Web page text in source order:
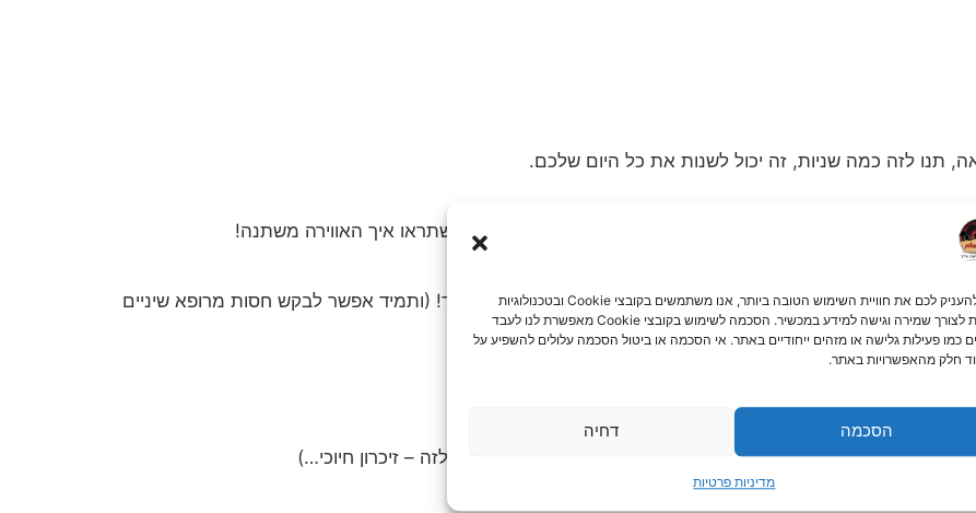
כדי להעניק לכם את חוויית השימוש הטובה ביותר, אנו משתמשים בקובצי Cookie ובטכנולוגיות
דומות לצורך שמירה וגישה למידע במכשיר. הסכמה לשימוש בקובצי Cookie מאפשרת לנו לעבד
כמו פעילות גלישה או מזהים ייחודיים באתר. אי הסכמה או ביטול הסכמה עלולים להשפיע על
חלק מהאפשרויות באתר.
הסכמה דחיה
מדיניות פרטיות
תנו לזה כמה שניות, זה יכול לשנות את כל היום שלכם.
ועושים סבב "בוקר טוב" לכל אחד שהם רואים. מבטיחים לכם שתראו איך האווירה משתנה!
המצחיק ביותר שגרם לכם לחייך. תנו פרסים קטנים – זה תמיד עובד! (ותמיד אפשר לבקש חסות מרופא שיניים
וכמובן, גם אצלנו.
שלכם, על היחסים בין צוותים ועל האווירה הכללית.
( כשאתם רק חושבים על זה – כבר החיוך עולה… אנחנו קוראים לזה – זיכרון חיוכי…)
לחייך אתכם!